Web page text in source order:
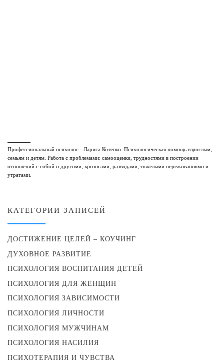
Профессиональный психолог - Лариса Котенко. Психологическая помощь взрослым,
семьям и детям. Работа с проблемами: самооценки, трудностями в построении
отношений с собой и другими, кризисами, разводами, тяжелыми переживаниями и
утратами.
КАТЕГОРИИ ЗАПИСЕЙ
ДОСТИЖЕНИЕ ЦЕЛЕЙ – КОУЧИНГ
ДУХОВНОЕ РАЗВИТИЕ
ПСИХОЛОГИЯ ВОСПИТАНИЯ ДЕТЕЙ
ПСИХОЛОГИЯ ДЛЯ ЖЕНЩИН
ПСИХОЛОГИЯ ЗАВИСИМОСТИ
ПСИХОЛОГИЯ ЛИЧНОСТИ
ПСИХОЛОГИЯ МУЖЧИНАМ
ПСИХОЛОГИЯ НАСИЛИЯ
ПСИХОТЕРАПИЯ И ЧУВСТВА